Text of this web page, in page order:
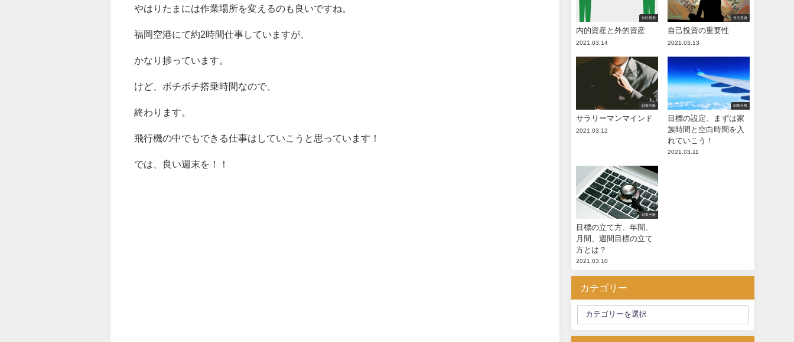
やはりたまには作業場所を変えるのも良いですね。
福岡空港にて約2時間仕事していますが、
かなり捗っています。
けど、ボチボチ搭乗時間なので、
終わります。
飛行機の中でもできる仕事はしていこうと思っています！
では、良い週末を！！
自己投資
内的資産と外的資産
2021.03.14
自己投資
自己投資の重要性
2021.03.13
副業全般
サラリーマンマインド
2021.03.12
副業全般
目標の設定、まずは家
族時間と空白時間を入
れていこう！
2021.03.11
副業全般
目標の立て方、年間、
月間、週間目標の立て
方とは？
2021.03.10
カテゴリー